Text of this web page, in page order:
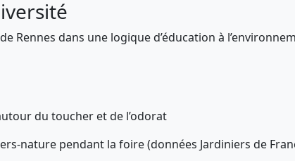
Rennes dans une logique d’éducation à
du toucher et de l’odorat
nature pendant la foire (données Jardiniers de